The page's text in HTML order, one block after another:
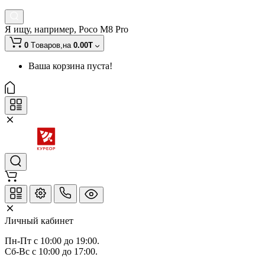
Я ищу, например, Poco M8 Pro
0 Tоваров,на 0.00T
Ваша корзина пуста!
Личный кабинет
Пн-Пт с 10:00 до 19:00.
Сб-Вс с 10:00 до 17:00.